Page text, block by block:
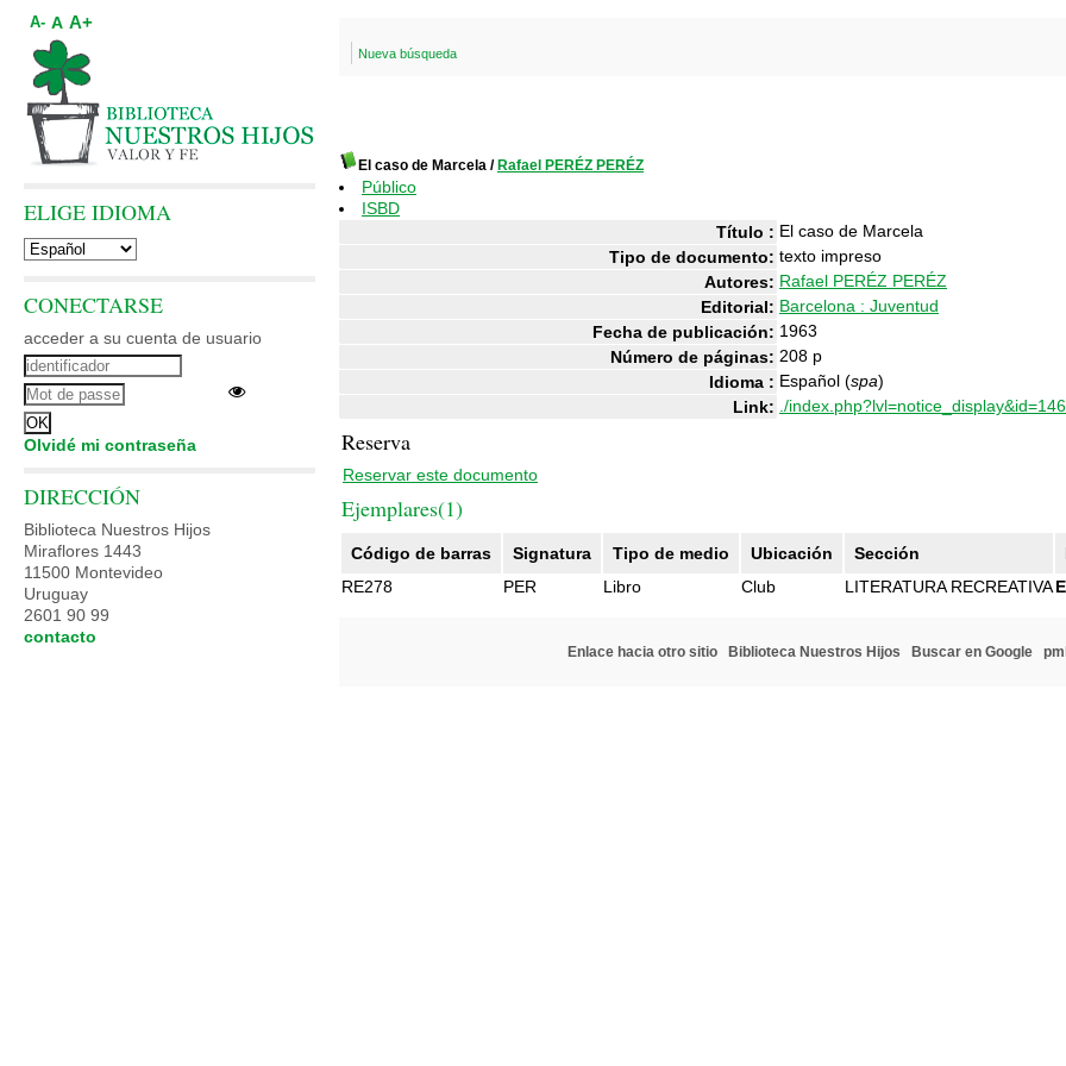
Nueva búsqueda
El caso de Marcela / Rafael PERÉZ PERÉZ
Público
ISBD
Título : El caso de Marcela
Tipo de documento: texto impreso
Autores: Rafael PERÉZ PERÉZ
Editorial: Barcelona : Juventud
Fecha de publicación: 1963
Número de páginas: 208 p
Idioma : Español (spa)
Link: ./
Reserva
Reservar este documento
Ejemplares(1)
Código de barras Signatura Tipo de medio Ubicación Sección
RE278
PER Libro Club LITERATURA RECREATIVA
Enlace hacia otro sitio Biblioteca Nuestros Hijos Buscar en Google
A- A A+
ELIGE IDIOMA
CONECTARSE
acceder a su cuenta de usuario
Olvidé mi contraseña
DIRECCIÓN
Biblioteca Nuestros Hijos
Miraflores 1443
11500 Montevideo
Uruguay
2601 90 99
contacto